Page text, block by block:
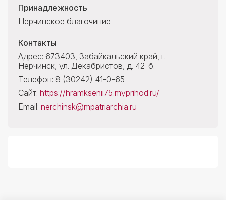
Принадлежность
Нерчинское благочиние
Контакты
Адрес: 673403, Забайкальский край, г.
Нерчинск, ул. Декабристов, д. 42-б.
Телефон: 8 (30242) 41-0-65
Сайт: https://hramksenii75.myprihod.ru/
Email: nerchinsk@mpatriarchia.ru